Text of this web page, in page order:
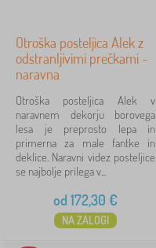
Iskanje znotraj filtra
Razpoložljivost
Vrsta ponudbe
Otroška posteljica Alek z
odstranljivimi prečkami -
naravna
Otroška posteljica Alek v
naravnem dekorju borovega
lesa je preprosto lepa in
primerna za male fantke in
deklice. Naravni videz posteljice
se najbolje prilega v...
od 172,30 €
NA ZALOGI